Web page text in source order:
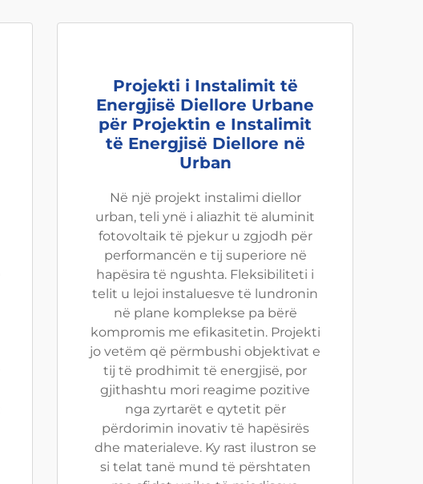
Projekti i Instalimit të
Energjisë Diellore Urbane
për Projektin e Instalimit
të Energjisë Diellore në
Urban
Në një projekt instalimi diellor
urban, teli ynë i aliazhit të aluminit
fotovoltaik të pjekur u zgjodh për
performancën e tij superiore në
hapësira të ngushta. Fleksibiliteti i
telit u lejoi instaluesve të lundronin
në plane komplekse pa bërë
kompromis me efikasitetin. Projekti
jo vetëm që përmbushi objektivat e
tij të prodhimit të energjisë, por
gjithashtu mori reagime pozitive
nga zyrtarët e qytetit për
përdorimin inovativ të hapësirës
dhe materialeve. Ky rast ilustron se
si telat tanë mund të përshtaten